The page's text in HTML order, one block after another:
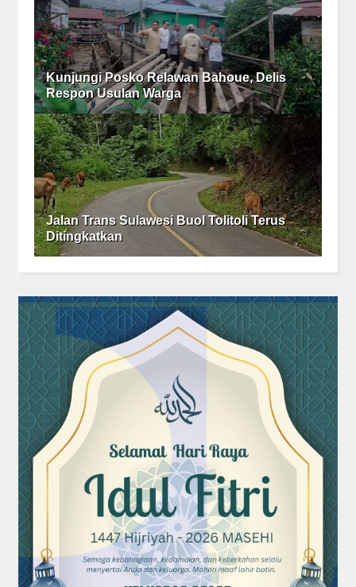
Kunjungi Posko Relawan Bahoue, Delis
Respon Usulan Warga
Jalan Trans Sulawesi Buol Tolitoli Terus
Ditingkatkan